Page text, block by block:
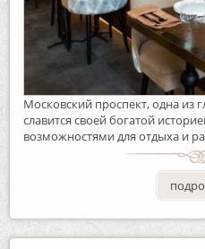
Московский проспект, одна из
славится своей богатой
возможностями для отдыха и